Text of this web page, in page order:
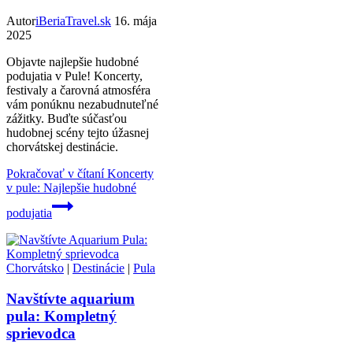
AutoriBeriaTravel.sk 16. mája
2025
Objavte najlepšie hudobné
podujatia v Pule! Koncerty,
festivaly a čarovná atmosféra
vám ponúknu nezabudnuteľné
zážitky. Buďte súčasťou
hudobnej scény tejto úžasnej
chorvátskej destinácie.
Pokračovať v čítaníKoncerty
v pule: Najlepšie hudobné
podujatia
Chorvátsko | Destinácie | Pula
Navštívte aquarium
pula: Kompletný
sprievodca